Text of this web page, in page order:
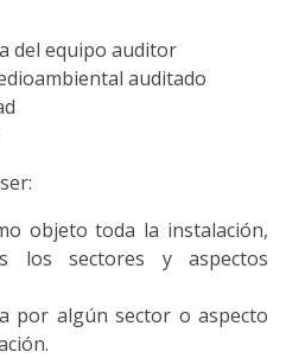
del equipo auditor
auditado
objeto toda la instalación,
los sectores y aspectos
por algún sector o aspecto